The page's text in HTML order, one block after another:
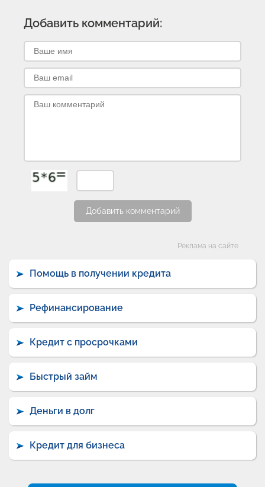
Добавить комментарий:
Добавить комментарий
Реклама на сайте
Помощь в получении кредита
Рефинансирование
Кредит с просрочками
Быстрый займ
Деньги в долг
Кредит для бизнеса